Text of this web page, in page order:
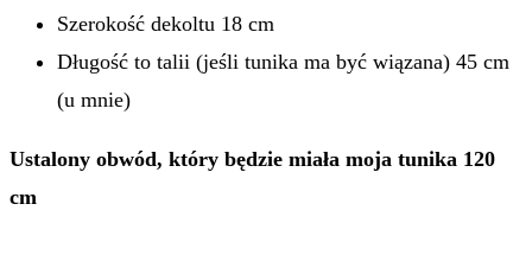
Szerokość dekoltu 18 cm
Długość to talii (jeśli tunika ma być wiązana) 45 cm
(u mnie)
Ustalony obwód, który będzie miała moja tunika 120
cm